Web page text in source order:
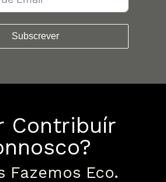
Subscrever
Contribuír
Fazemos Eco.